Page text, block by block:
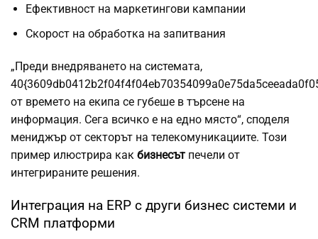
Ефективност на маркетингови кампании
Скорост на обработка на запитвания
„Преди внедряването на системата,
от времето на екипа се губеше в търсене на
информация. Сега всичко е на едно място“, споделя
мениджър от секторът на телекомуникациите. Този
пример илюстрира как бизнесът печели от
интегрираните решения.
Интеграция на ERP с други бизнес системи и
CRM платформи